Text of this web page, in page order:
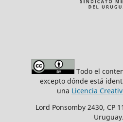
Todo el
excepto dónde está
una Licencia
Lord Ponsomby 2430, CP
Uruguay.